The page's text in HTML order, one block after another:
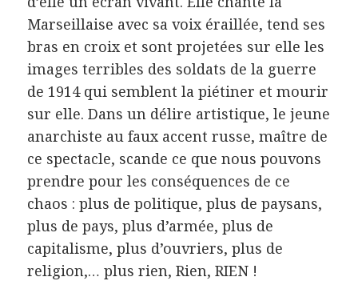
Marseillaise avec sa voix éraillée, tend ses
bras en croix et sont projetées sur elle les
images terribles des soldats de la guerre
de 1914 qui semblent la piétiner et mourir
sur elle. Dans un délire artistique, le jeune
anarchiste au faux accent russe, maître de
ce spectacle, scande ce que nous pouvons
prendre pour les conséquences de ce
chaos : plus de politique, plus de paysans,
plus de pays, plus d’armée, plus de
capitalisme, plus d’ouvriers, plus de
religion,… plus rien, Rien, RIEN !